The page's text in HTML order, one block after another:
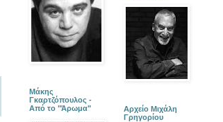
Μάκης
Γκαρτζόπουλος -
Από το "Άρωμα"
Αρχείο Μιχάλη
Γρηγορίου